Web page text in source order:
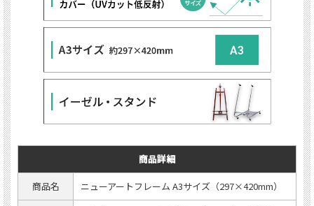
商品詳細
商品名 ニューアートフレーム A3サイズ（297×420mm）